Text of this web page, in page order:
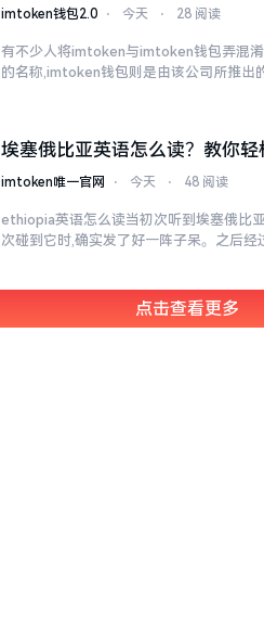
imtoken钱包2.0 ⋅ 今天 ⋅ 28 阅读
有不少人将imtoken与imtoken钱包弄混
的名称,imtoken钱包则是由该公司所推出
埃塞俄比亚英语怎么读？教你
imtoken唯一官网 ⋅ 今天 ⋅ 48 阅读
ethiopia英语怎么读当初次听到埃塞俄比
次碰到它时,确实发了好一阵子呆。之后经
点击查看更多